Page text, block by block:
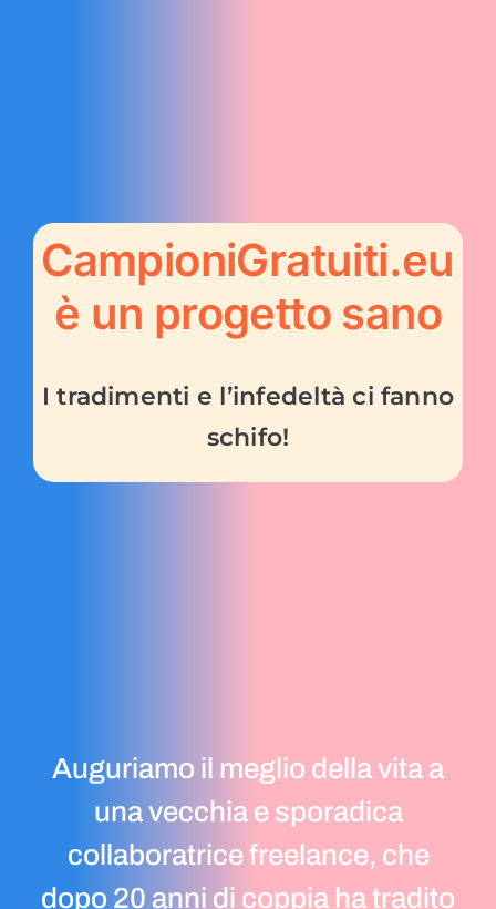
CampioniGratuiti.eu
è un progetto sano
I tradimenti e l’infedeltà ci fanno
schifo!
Auguriamo il meglio della vita a
una vecchia e sporadica
collaboratrice freelance, che
dopo 20 anni di coppia ha tradito